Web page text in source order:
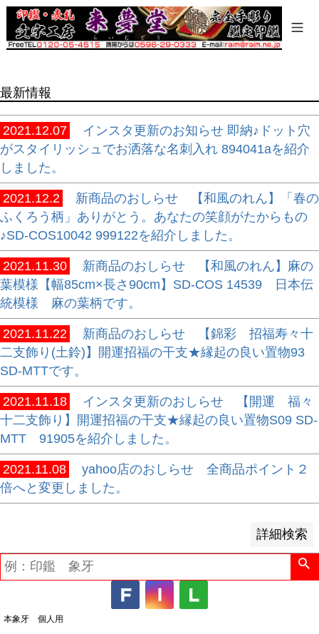
最新情報
2021.12.07
インスタ更新のお知らせ 即納♪ドット穴
がスタイリッシュでお洒落な名刺入れ 894041aを紹介
しました。
2021.12.2
新商品のおしらせ 【和風のれん】「春の
ふくろう柄」ありがとう。あなたの笑顔がたからもの
♪SD-COS10042 999122を紹介しました。
2021.11.30
新商品のおしらせ 【和風のれん】麻の
葉模様【幅85cm×長さ90cm】SD-COS 14539 日本伝
統模様 麻の葉柄です。
2021.11.22
新商品のおしらせ 【錦彩 招福寿々十
二支飾り(土鈴)】開運招福の干支★縁起の良い置物93
SD-MTTです。
2021.11.18
インスタ更新のおしらせ 【開運 福々
十二支飾り】開運招福の干支★縁起の良い置物S09 SD-
MTT 91905を紹介しました。
2021.11.08
yahoo店のおしらせ 全商品ポイント２
倍へと変更しました。
詳細検索
商品タグ
セール
翌日発送
在庫なし商品
在庫なし商品を表示しない
商品番号/JANコード
バンドル販売
予約商品
予約商品のみを表示
並び順
新着順
登録順
価格が安い順
価格が高い順
優先度順
レビュー順
キーワードヒット順
検索
本象牙 個人用